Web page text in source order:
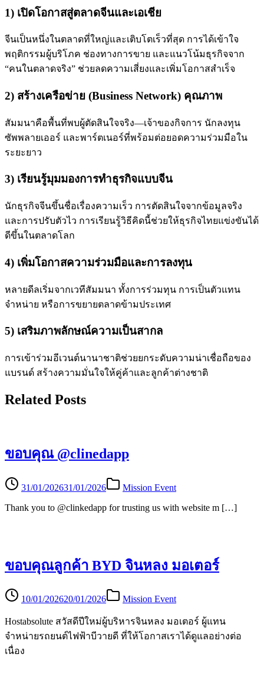
1) เปิดโอกาสสู่ตลาดจีนและเอเชีย
จีนเป็นหนึ่งในตลาดที่ใหญ่และเติบโตเร็วที่สุด การได้เข้าใจ
พฤติกรรมผู้บริโภค ช่องทางการขาย และแนวโน้มธุรกิจจาก
“คนในตลาดจริง” ช่วยลดความเสี่ยงและเพิ่มโอกาสสำเร็จ
2) สร้างเครือข่าย (Business Network) คุณภาพ
สัมมนาคือพื้นที่พบผู้ตัดสินใจจริง—เจ้าของกิจการ นักลงทุน
ซัพพลายเออร์ และพาร์ตเนอร์ที่พร้อมต่อยอดความร่วมมือใน
ระยะยาว
3) เรียนรู้มุมมองการทำธุรกิจแบบจีน
นักธุรกิจจีนขึ้นชื่อเรื่องความเร็ว การตัดสินใจจากข้อมูลจริง
และการปรับตัวไว การเรียนรู้วิธีคิดนี้ช่วยให้ธุรกิจไทยแข่งขันได้
ดีขึ้นในตลาดโลก
4) เพิ่มโอกาสความร่วมมือและการลงทุน
หลายดีลเริ่มจากเวทีสัมมนา ทั้งการร่วมทุน การเป็นตัวแทน
จำหน่าย หรือการขยายตลาดข้ามประเทศ
5) เสริมภาพลักษณ์ความเป็นสากล
การเข้าร่วมอีเวนต์นานาชาติช่วยยกระดับความน่าเชื่อถือของ
แบรนด์ สร้างความมั่นใจให้คู่ค้าและลูกค้าต่างชาติ
Related Posts
ขอบคุณ @clinedapp
31/01/202631/01/2026
Mission Event
Thank you to @clinkedapp for trusting us with website m […]
ขอบคุณลูกค้า BYD จินหลง มอเตอร์
10/01/202620/01/2026 Mission Event
Hostabsolute สวัสดีปีใหม่ผู้บริหารจินหลง มอเตอร์ ผู้แทน
จำหน่ายรถยนต์ไฟฟ้าบีวายดี ที่ให้โอกาสเราได้ดูแลอย่างต่อ
เนื่อง